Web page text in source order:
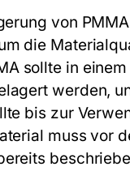
von
die
sollte in
werden,
bis zur
muss vor